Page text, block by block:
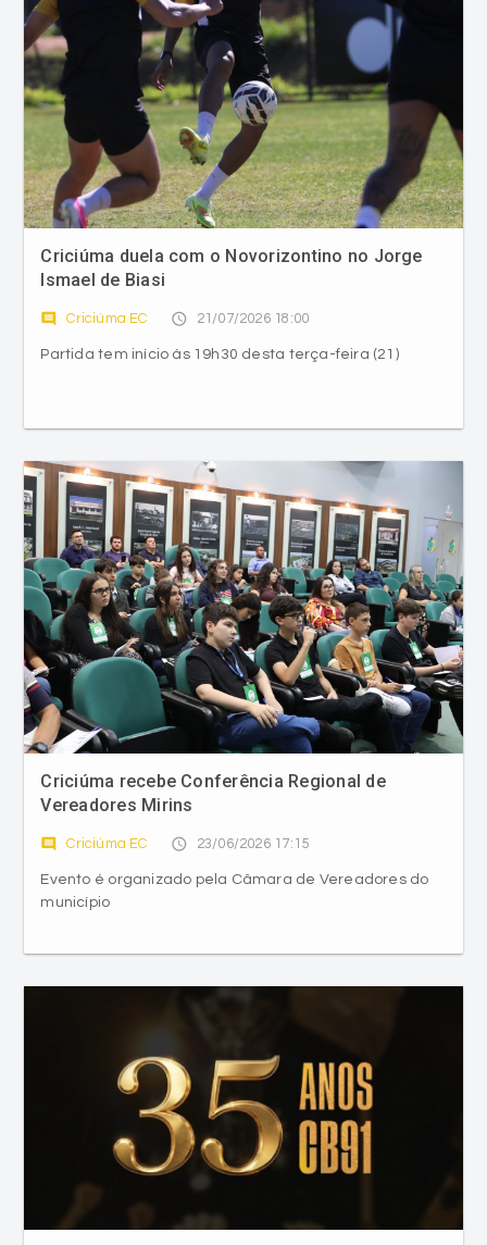
Criciúma duela com o Novorizontino no Jorge
Ismael de Biasi
comment Criciúma EC access_time 21/07/2026 18:00
Partida tem início às 19h30 desta terça-feira (21)
Criciúma recebe Conferência Regional de
Vereadores Mirins
comment Criciúma EC access_time 23/06/2026 17:15
Evento é organizado pela Câmara de Vereadores do
município